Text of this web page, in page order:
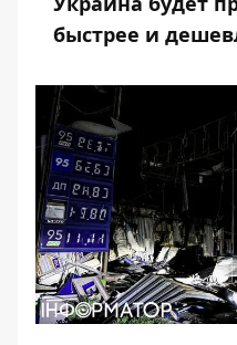
быстрее и